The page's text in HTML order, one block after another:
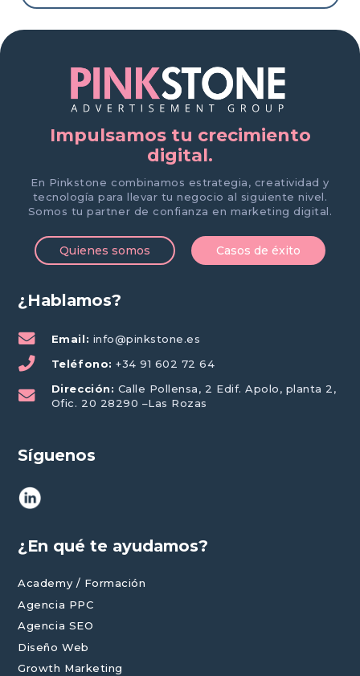
Impulsamos tu crecimiento
digital.
En Pinkstone combinamos estrategia, creatividad y
tecnología para llevar tu negocio al siguiente nivel.
Somos tu partner de confianza en marketing digital.
Quienes somos Casos de éxito
¿Hablamos?
Email: info@pinkstone.es
Teléfono: +34 91 602 72 64
Dirección: Calle Pollensa, 2 Edif. Apolo, planta 2,
Ofic. 20 28290 –Las Rozas
Síguenos
¿En qué te ayudamos?
Academy / Formación
Agencia PPC
Agencia SEO
Diseño Web
Growth Marketing